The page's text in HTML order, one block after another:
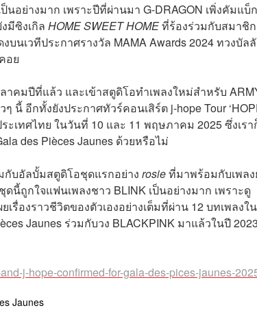
นอย่างมาก เพราะปีที่ผ่านมา G-DRAGON เพิ่งคัมแบ็ก
มีซิงเกิล HOME SWEET HOMEที่ร้องร่วมกับสมาชิ
บนเวทีประกาศรางวัล MAMA Awards 2024 ทวงบัล
อย
าคมปีที่แล้ว และเข้าสตูดิโอทำเพลงใหม่สำหรับ
นี้ อีกทั้งยังประกาศทัวร์คอนเสิร์ต j-hope Tour
ะเทศไทย ในวันที่ 10 และ 11 พฤษภาคม 2025 ซึ่งเรา
des Pièces Jaunes ด้วยหรือไม่
กับอัลบั้มสตูดิโอชุดแรกอย่าง rosieที่มาพร้อมกับเพล
นี้ถูกใจแฟนเพลงชาว BLINK เป็นอย่างมาก เพราะดู
เรื่องราวชีวิตของตัวเองอย่างเต็มที่ผ่าน 12 บทเพลงใน
Jaunes ร่วมกับวง BLACKPINK มาแล้วในปี
j-hope-confirmed-for-gala-des-pices-jaunes-
Jaunes